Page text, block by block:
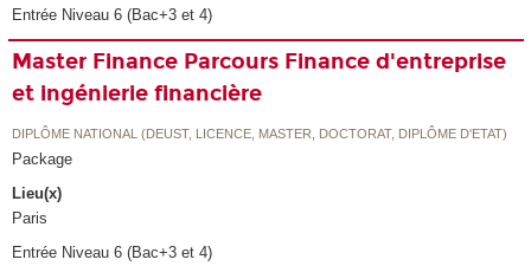
Entrée Niveau 6 (Bac+3 et 4)
Master Finance Parcours Finance d'entreprise
et ingénierie financière
DIPLÔME NATIONAL (DEUST, LICENCE, MASTER, DOCTORAT, DIPLÔME D'ETAT)
Package
Lieu(x)
Paris
Entrée Niveau 6 (Bac+3 et 4)